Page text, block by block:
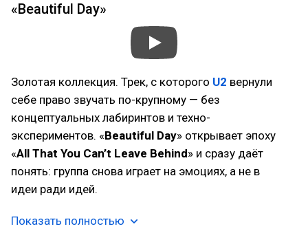
«Beautiful Day»
Золотая коллекция. Трек, с которого U2 вернули
себе право звучать по-крупному — без
концептуальных лабиринтов и техно-
экспериментов. «Beautiful Day» открывает эпоху
«All That You Can’t Leave Behind» и сразу даёт
понять: группа снова играет на эмоциях, а не в
идеи ради идей.
Показать полностью